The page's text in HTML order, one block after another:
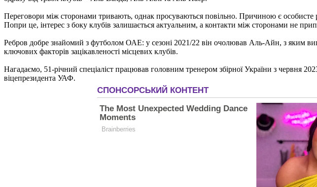
Переговори між сторонами тривають, однак просуваються повільно. Причиною є
Попри це, інтерес з боку клубів залишається актуальним, а контакти між сторонами не
Ребров добре знайомий з футболом ОАЕ: у сезоні 2021/22 він очолював Аль-Айн, з яким
ключових факторів зацікавленості місцевих клубів.
Нагадаємо, 51-річний спеціаліст працював головним тренером збірної України з червня
віцепрезидента УАФ.